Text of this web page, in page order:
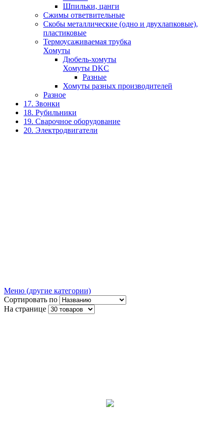
Шпильки, цанги
Сжимы ответвительные
Скобы металлические (одно и двухлапковые),
пластиковые
Термоусаживаемая трубка
Хомуты
Дюбель-хомуты
Хомуты DKC
Разные
Хомуты разных производителей
Разное
17. Звонки
18. Рубильники
19. Сварочное оборудование
20. Электродвигатели
Меню (другие категории)
Сортировать по
На странице